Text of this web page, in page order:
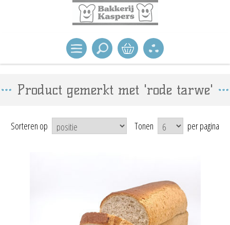
Product gemerkt met 'rode tarwe'
Sorteren op Tonen per pagina